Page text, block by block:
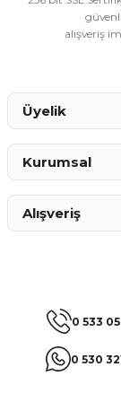
güvenli
alışveriş
0 533
0 530
Üyelik
Kurumsal
Alışveriş